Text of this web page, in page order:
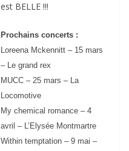
est BELLE !!!
Prochains concerts :
Loreena Mckennitt – 15 mars
– Le grand rex
MUCC – 25 mars – La
Locomotive
My chemical romance – 4
avril – L’Elysée Montmartre
Within temptation – 9 mai –